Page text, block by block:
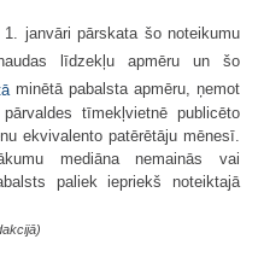
janvāri pārskata šo noteikumu
līdzekļu apmēru un šo
minētā pabalsta apmēru, ņemot
tīmekļvietnē publicēto
ekvivalento patērētāju mēnesī.
mediāna nemainās vai
paliek iepriekš noteiktajā